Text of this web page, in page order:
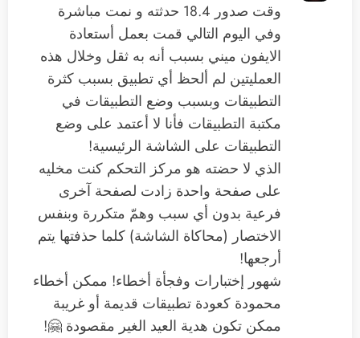
وقت صدور 18.4 حدثته و نمت مباشرة
وفي اليوم التالي قمت بعمل أستعادة
الايفون ميني بسبب أنه به ثقل وخلال هذه
العمليتين لم ألحظ أي تطبيق بسبب كثرة
التطبيقات وبسبب وضع التطبيقات في
مكتبة التطبيقات فأنا لا أعتمد على وضع
التطبيقات على الشاشة الرئيسية!
الذي لا حضته هو مركز التحكم كنت مخليه
على صفحة واحدة زادت لصفحة آخرى
فرعية بدون أي سبب وهمّ متكررة وبنفس
الاختصار (محاكاة الشاشة) كلما حذفتها يتم
أرجعها!
شهور إختبارات وفجأة أخطاء! ممكن أخطاء
محمودة كعودة تطبيقات قديمة أو غريبة
ممكن تكون هدية العيد الغير مقصودة 🤗!